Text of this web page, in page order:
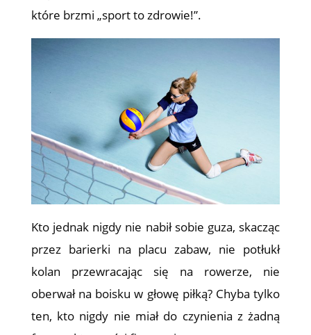
które brzmi „sport to zdrowie!”.
Kto jednak nigdy nie nabił sobie guza, skacząc
przez barierki na placu zabaw, nie potłukł
kolan przewracając się na rowerze, nie
oberwał na boisku w głowę piłką? Chyba tylko
ten, kto nigdy nie miał do czynienia z żadną